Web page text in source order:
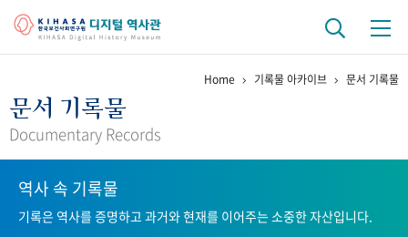
걸어온 길 기관 변천사
연구 역사
정책과 연구 키워드로 보는 연구 역사
연구자들
Home 기록물 아카이브 문서 기록물
문서 기록물
Documentary Records
역사 속 기록물
기록은 역사를 증명하고 과거와 현재를 이어주는 소중한 자산입니다.